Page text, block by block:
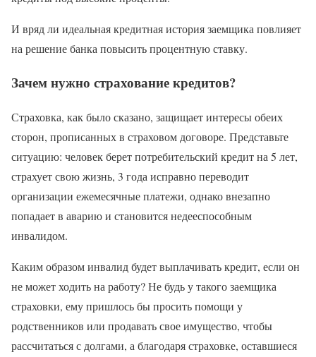
И вряд ли идеальная кредитная история заемщика повлияет
на решение банка повысить процентную ставку.
Зачем нужно страхование кредитов?
Страховка, как было сказано, защищает интересы обеих
сторон, прописанных в страховом договоре. Представьте
ситуацию: человек берет потребительский кредит на 5 лет,
страхует свою жизнь, 3 года исправно переводит
организации ежемесячные платежи, однако внезапно
попадает в аварию и становится недееспособным
инвалидом.
Каким образом инвалид будет выплачивать кредит, если он
не может ходить на работу? Не будь у такого заемщика
страховки, ему пришлось бы просить помощи у
родственников или продавать свое имущество, чтобы
рассчитаться с долгами, а благодаря страховке, оставшиеся